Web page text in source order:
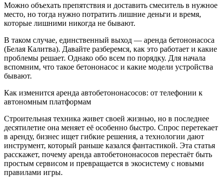
Можно объехать препятствия и доставить смеситель в нужное
место, но тогда нужно потратить лишние деньги и время,
которые лишними никогда не бывают.
В таком случае, единственный выход — аренда бетононасоса
(Белая Калитва). Давайте разберемся, как это работает и какие
проблемы решает. Однако обо всем по порядку. Для начала
вспомним, что такое бетононасос и какие модели устройства
бывают.
Как изменится аренда автобетононасосов: от телефонии к
автономным платформам
Строительная техника живет своей жизнью, но в последнее
десятилетие она меняет её особенно быстро. Спрос перетекает
в аренду, бизнес ищет гибкие решения, а технологии дают
инструмент, который раньше казался фантастикой. Эта статья
расскажет, почему аренда автобетононасосов перестаёт быть
простым сервисом и превращается в экосистему с новыми
правилами игры.